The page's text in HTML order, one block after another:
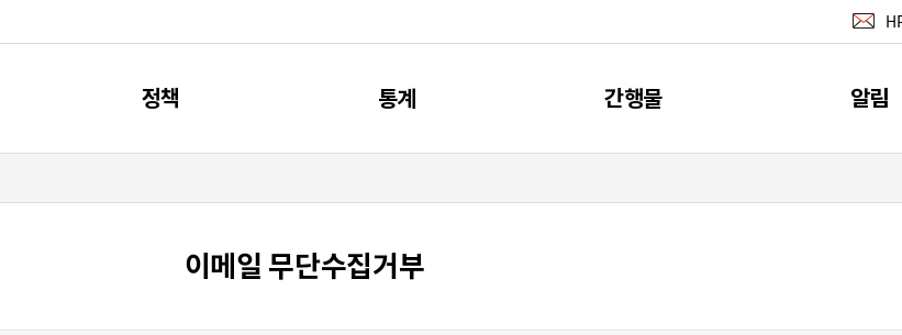
정책
제4차 과기인재 기본계획
과기인재 관련 사업
통계
주요지표
간행물
간행물
알림
공지사
이메일 무단수집거부